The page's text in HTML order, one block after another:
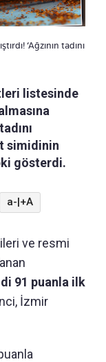
‘Ağzının tadını
listesinde
simidinin
gösterdi.
a- +A
ve resmi
91 puanla ilk
İzmir